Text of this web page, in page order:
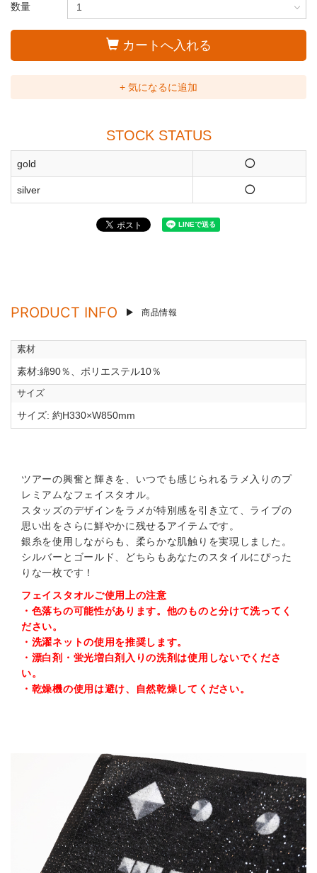
数量
カートへ入れる
+ 気になるに追加
STOCK STATUS
gold ◯
silver ◯
PRODUCT INFO 商品情報
素材
素材:綿90％、ポリエステル10％
サイズ
サイズ: 約H330×W850mm
ツアーの興奮と輝きを、いつでも感じられるラメ入りのプ
レミアムなフェイスタオル。
スタッズのデザインをラメが特別感を引き立て、ライブの
思い出をさらに鮮やかに残せるアイテムです。
銀糸を使用しながらも、柔らかな肌触りを実現しました。
シルバーとゴールド、どちらもあなたのスタイルにぴった
りな一枚です！
フェイスタオルご使用上の注意
・色落ちの可能性があります。他のものと分けて洗ってく
ださい。
・洗濯ネットの使用を推奨します。
・漂白剤・蛍光増白剤入りの洗剤は使用しないでくださ
い。
・乾燥機の使用は避け、自然乾燥してください。